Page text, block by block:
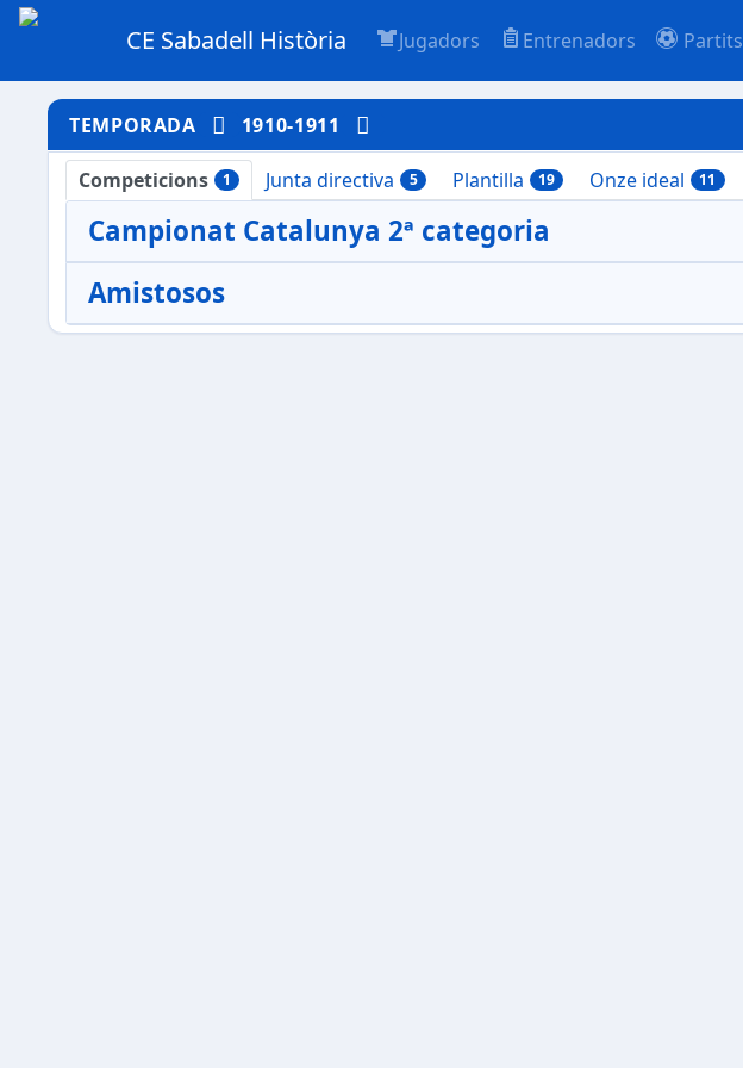
CE Sabadell Història Jugadors Entrenadors Partits
TEMPORADA 1910-1911
Competicions 1 Junta directiva 5 Plantilla 19 Onze ideal 11
Campionat Catalunya 2ª categoria
Amistosos